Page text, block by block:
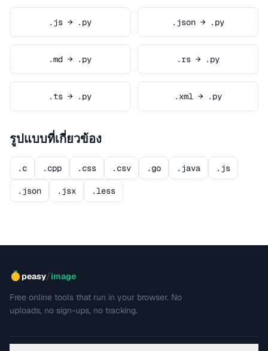
.js → .py .json → .py
.md → .py .rs → .py
.ts → .py .xml → .py
รูปแบบที่เกี่ยวข้อง
.c .cpp .css .csv .go .java .js
.json .jsx .less
peasy/image
Free online tools that run in your browser. No
uploads, no sign-ups, no tracking.